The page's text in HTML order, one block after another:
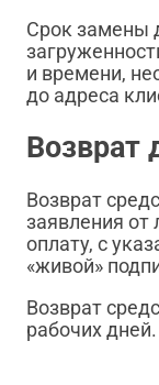
Срок замены
и времени,
до адреса
Возврат
Возврат
заявления от
оплату, с
«живой»
Возврат
рабочих дней.